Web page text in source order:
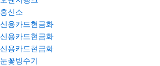
흥신소
신용카드현금화
신용카드현금화
신용카드현금화
눈꽃빙수기